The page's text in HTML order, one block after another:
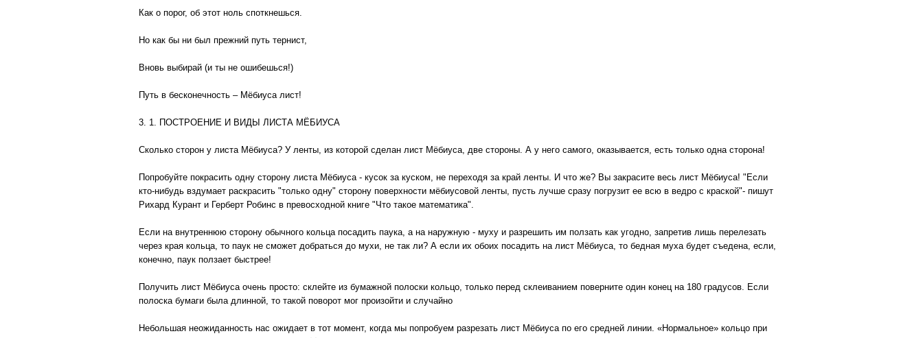
Как о порог, об этот ноль споткнешься.
Но как бы ни был прежний путь тернист,
Вновь выбирай (и ты не ошибешься!)
Путь в бесконечность – Мёбиуса лист!
3. 1. ПОСТРОЕНИЕ И ВИДЫ ЛИСТА МЁБИУСА
Сколько сторон у листа Мёбиуса? У ленты, из которой сделан лист Мёбиуса, две стороны. А у него самого, оказывается, есть только одна сторона!
Попробуйте покрасить одну сторону листа Мёбиуса - кусок за куском, не переходя за край ленты. И что же? Вы закрасите весь лист Мёбиуса! "Если
кто-нибудь вздумает раскрасить "только одну" сторону поверхности мёбиусовой ленты, пусть лучше сразу погрузит ее всю в ведро с краской"- пишут
Рихард Курант и Герберт Робинс в превосходной книге "Что такое математика".
Если на внутреннюю сторону обычного кольца посадить паука, а на наружную - муху и разрешить им ползать как угодно, запретив лишь перелезать
через края кольца, то паук не сможет добраться до мухи, не так ли? А если их обоих посадить на лист Мёбиуса, то бедная муха будет съедена, если,
конечно, паук ползает быстрее!
Получить лист Мёбиуса очень просто: склейте из бумажной полоски кольцо, только перед склеиванием поверните один конец на 180 градусов. Если
полоска бумаги была длинной, то такой поворот мог произойти и случайно
Небольшая неожиданность нас ожидает в тот момент, когда мы попробуем разрезать лист Мёбиуса по его средней линии. «Нормальное» кольцо при